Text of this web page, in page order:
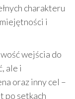
charakteru
i
wejścia do
ale i
oraz inny cel –
po setkach